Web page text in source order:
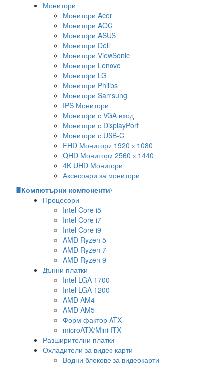
Монитори
Монитори Acer
Монитори AOC
Монитори ASUS
Монитори Dell
Монитори ViewSonic
Монитори Lenovo
Монитори LG
Монитори Philips
Монитори Samsung
IPS Монитори
Монитори с VGA вход
Монитори с DisplayPort
Монитори с USB-C
FHD Монитори 1920 × 1080
QHD Монитори 2560 × 1440
4K UHD Монитори
Аксесоари за монитори
Компютърни компоненти
Процесори
Intel Core i5
Intel Core i7
Intel Core i9
AMD Ryzen 5
AMD Ryzen 7
AMD Ryzen 9
Дънни платки
Intel LGA 1700
Intel LGA 1200
AMD AM4
AMD AM5
Форм фактор ATX
microATX/Mini-ITX
Разширителни платки
Охладители за видео карти
Водни блокове за видеокарти